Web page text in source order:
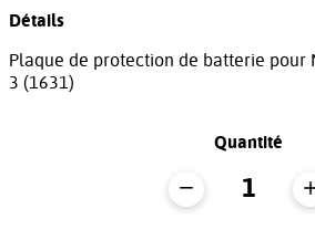
Détails
Plaque de protection de batterie pour
3 (1631)
Quantité